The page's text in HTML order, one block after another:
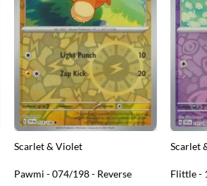
Scarlet & Violet
Pawmi - 074/198 - Reverse
Scarlet
Flittle -